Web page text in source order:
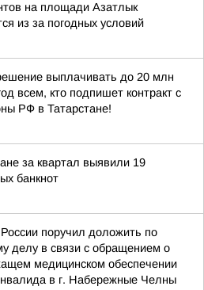
на площади Азатлык
из за погодных условий
выплачивать до 20 млн
всем, кто подпишет контракт с
РФ в Татарстане!
за квартал выявили 19
банкнот
поручил доложить по
делу в связи с обращением о
медицинском обеспечении
в г. Набережные Челны